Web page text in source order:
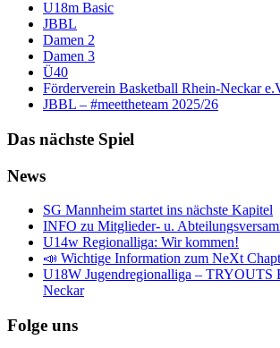
U18m Basic
JBBL
Damen 2
Damen 3
Ü40
Förderverein Basketball Rhein-Neckar
JBBL – #meettheteam 2025/26
Das nächste Spiel
News
SG Mannheim startet ins nächste Kapitel
INFO zu Mitglieder- u.
U14w Regionalliga: Wir kommen!
📣 Wichtige Information zum NeXt
U18W Jugendregionalliga – TRYOUTS
Neckar
Folge uns